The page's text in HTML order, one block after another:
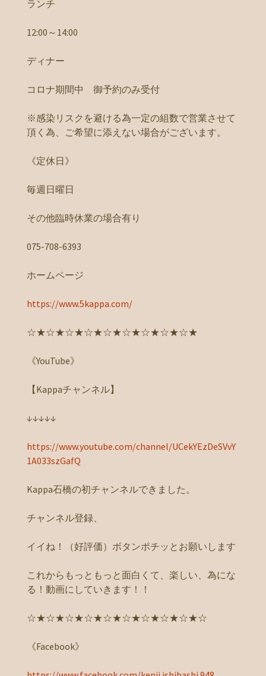
ランチ
12:00～14:00
ディナー
コロナ期間中 御予約のみ受付
※感染リスクを避ける為一定の組数で営業させて
頂く為、ご希望に添えない場合がございます。
《定休日》
毎週日曜日
その他臨時休業の場合有り
075-708-6393
ホームページ
https://www.5kappa.com/
☆★☆★☆★☆★☆★☆★☆★☆★☆★
《YouTube》
【Kappaチャンネル】
↓↓↓↓↓
https://www.youtube.com/channel/UCekYEzDeSVvY
1A033szGafQ
Kappa石橋の初チャンネルできました。
チャンネル登録、
イイね！（好評価）ボタンポチッとお願いします
これからもっともっと面白くて、楽しい、為にな
る！動画にしていきます！！
☆★☆★☆★☆★☆★☆★☆★☆★☆★☆
《Facebook》